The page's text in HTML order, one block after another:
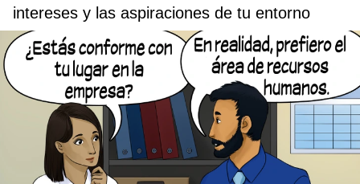
intereses y las aspiraciones de tu entorno